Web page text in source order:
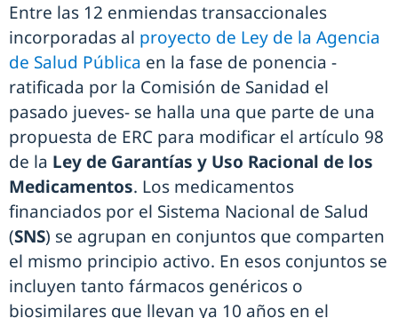
Entre las 12 enmiendas transaccionales
incorporadas al proyecto de Ley de la Agencia
de Salud Pública en la fase de ponencia -
ratificada por la Comisión de Sanidad el
pasado jueves- se halla una que parte de una
propuesta de ERC para modificar el artículo 98
de la Ley de Garantías y Uso Racional de los
Medicamentos. Los medicamentos
financiados por el Sistema Nacional de Salud
(SNS) se agrupan en conjuntos que comparten
el mismo principio activo. En esos conjuntos se
incluyen tanto fármacos genéricos o
biosimilares que llevan ya 10 años en el